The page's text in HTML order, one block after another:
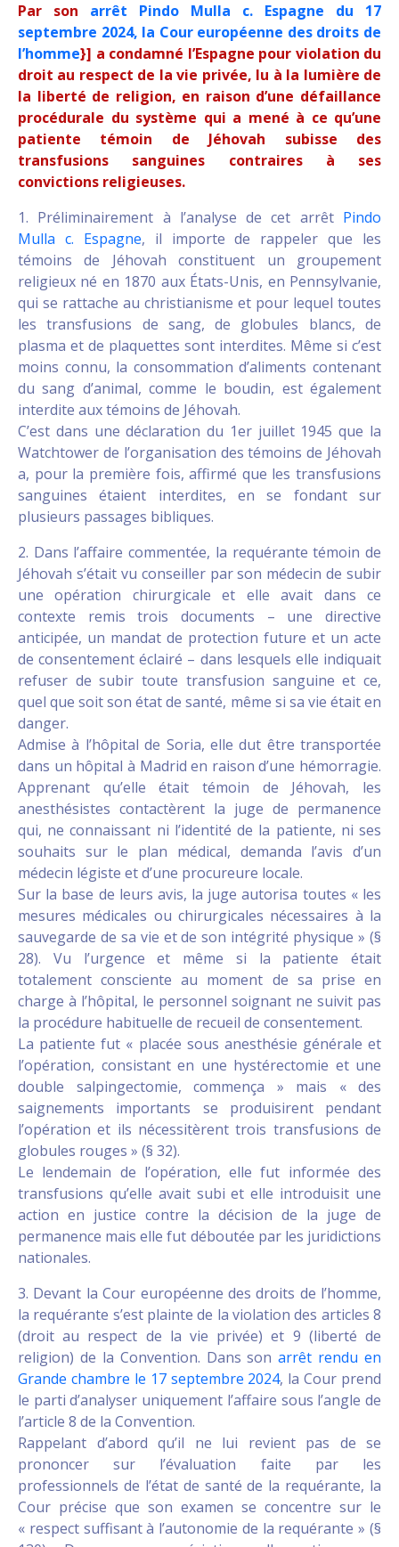
Par son arrêt Pindo Mulla c. Espagne du 17
septembre 2024, la Cour européenne des droits de
l’homme}] a condamné l’Espagne pour violation du
droit au respect de la vie privée, lu à la lumière de
la liberté de religion, en raison d’une défaillance
procédurale du système qui a mené à ce qu’une
patiente témoin de Jéhovah subisse des
transfusions sanguines contraires à ses
convictions religieuses.
1. Préliminairement à l’analyse de cet arrêt Pindo
Mulla c. Espagne, il importe de rappeler que les
témoins de Jéhovah constituent un groupement
religieux né en 1870 aux États-Unis, en Pennsylvanie,
qui se rattache au christianisme et pour lequel toutes
les transfusions de sang, de globules blancs, de
plasma et de plaquettes sont interdites. Même si c’est
moins connu, la consommation d’aliments contenant
du sang d’animal, comme le boudin, est également
interdite aux témoins de Jéhovah.
C’est dans une déclaration du 1er juillet 1945 que la
Watchtower de l’organisation des témoins de Jéhovah
a, pour la première fois, affirmé que les transfusions
sanguines étaient interdites, en se fondant sur
plusieurs passages bibliques.
2. Dans l’affaire commentée, la requérante témoin de
Jéhovah s’était vu conseiller par son médecin de subir
une opération chirurgicale et elle avait dans ce
contexte remis trois documents – une directive
anticipée, un mandat de protection future et un acte
de consentement éclairé – dans lesquels elle indiquait
refuser de subir toute transfusion sanguine et ce,
quel que soit son état de santé, même si sa vie était en
danger.
Admise à l’hôpital de Soria, elle dut être transportée
dans un hôpital à Madrid en raison d’une hémorragie.
Apprenant qu’elle était témoin de Jéhovah, les
anesthésistes contactèrent la juge de permanence
qui, ne connaissant ni l’identité de la patiente, ni ses
souhaits sur le plan médical, demanda l’avis d’un
médecin légiste et d’une procureure locale.
Sur la base de leurs avis, la juge autorisa toutes « les
mesures médicales ou chirurgicales nécessaires à la
sauvegarde de sa vie et de son intégrité physique » (§
28). Vu l’urgence et même si la patiente était
totalement consciente au moment de sa prise en
charge à l’hôpital, le personnel soignant ne suivit pas
la procédure habituelle de recueil de consentement.
La patiente fut « placée sous anesthésie générale et
l’opération, consistant en une hystérectomie et une
double salpingectomie, commença » mais « des
saignements importants se produisirent pendant
l’opération et ils nécessitèrent trois transfusions de
globules rouges » (§ 32).
Le lendemain de l’opération, elle fut informée des
transfusions qu’elle avait subi et elle introduisit une
action en justice contre la décision de la juge de
permanence mais elle fut déboutée par les juridictions
nationales.
3. Devant la Cour européenne des droits de l’homme,
la requérante s’est plainte de la violation des articles 8
(droit au respect de la vie privée) et 9 (liberté de
religion) de la Convention. Dans sonarrêt rendu en
Grande chambre le 17 septembre 2024, la Cour prend
le parti d’analyser uniquement l’affaire sous l’angle de
l’article 8 de la Convention.
Rappelant d’abord qu’il ne lui revient pas de se
prononcer sur l’évaluation faite par les
professionnels de l’état de santé de la requérante, la
Cour précise que son examen se concentre sur le
« respect suffisant à l’autonomie de la requérante » (§